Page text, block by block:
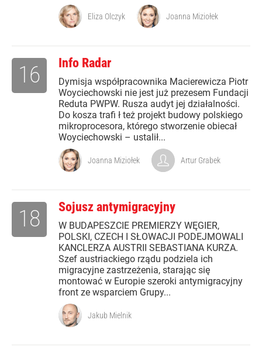
Eliza Olczyk Joanna Miziołek
Info Radar
Dymisja współpracownika Macierewicza Piotr
Woyciechowski nie jest już prezesem Fundacji
Reduta PWPW. Rusza audyt jej działalności.
Do kosza trafi ł też projekt budowy polskiego
mikroprocesora, którego stworzenie obiecał
Woyciechowski – ustalił...
16
Joanna Miziołek Artur Grabek
Sojusz antymigracyjny
W BUDAPESZCIE PREMIERZY WĘGIER,
POLSKI, CZECH I SŁOWACJI PODEJMOWALI
KANCLERZA AUSTRII SEBASTIANA KURZA.
Szef austriackiego rządu podziela ich
migracyjne zastrzeżenia, starając się
montować w Europie szeroki antymigracyjny
front ze wsparciem Grupy...
18
Jakub Mielnik